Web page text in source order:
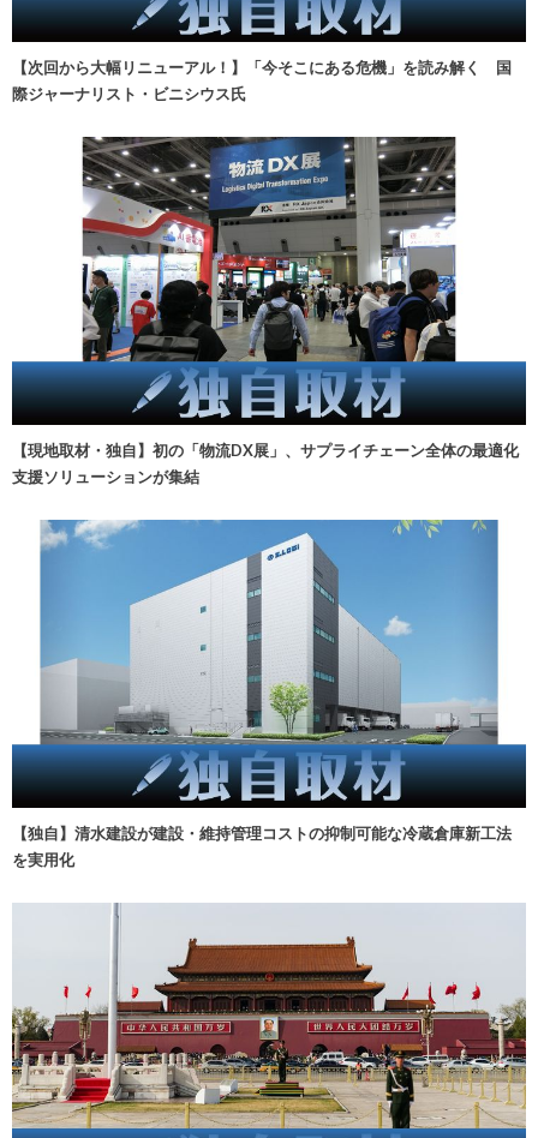
【次回から大幅リニューアル！】「今そこにある危機」を読み解く 国
際ジャーナリスト・ビニシウス氏
【現地取材・独自】初の「物流DX展」、サプライチェーン全体の最適化
支援ソリューションが集結
【独自】清水建設が建設・維持管理コストの抑制可能な冷蔵倉庫新工法
を実用化